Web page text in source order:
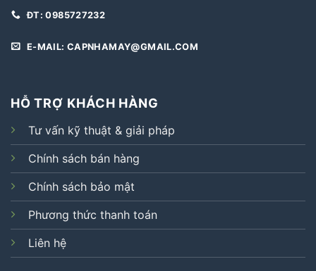
ĐT: 0985727232
E-MAIL: CAPNHAMAY@GMAIL.COM
HỖ TRỢ KHÁCH HÀNG
Tư vấn kỹ thuật & giải pháp
Chính sách bán hàng
Chính sách bảo mật
Phương thức thanh toán
Liên hệ